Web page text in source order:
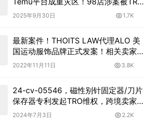
冻结！
2025年9月30日 1.7K
最新案件！THOITS LAW代理ALO 美
国运动服饰品牌正式发案！相关卖家
尽快下架！
2022年11月11日 3.8K
24-cv-05546，磁性别针固定器/刀片
保存器专利发起TRO维权，跨境卖家
注意排查
2024年7月3日 2.2K